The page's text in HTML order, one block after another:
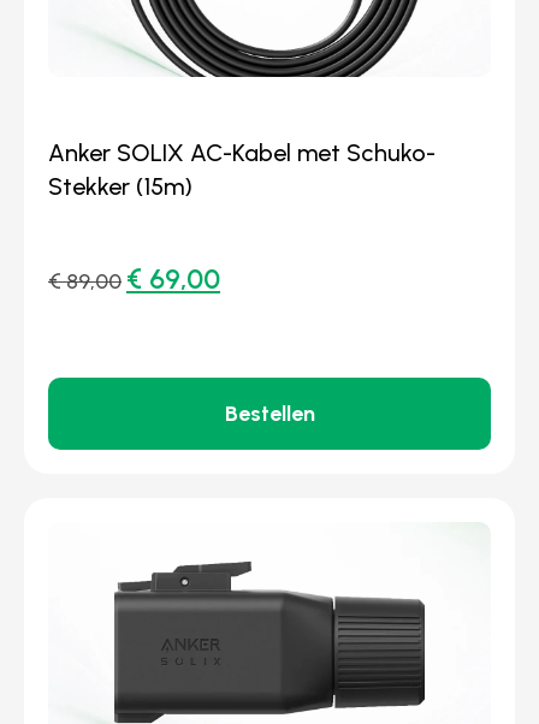
Anker SOLIX AC-Kabel met Schuko-
Stekker (15m)
€89,00 € 69,00
Bestellen